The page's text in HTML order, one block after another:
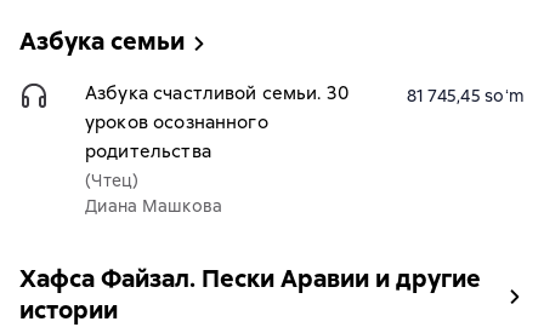
Азбука семьи
Азбука счастливой семьи. 30
уроков осознанного
родительства
(Чтец)
Диана Машкова
81 745,45 soʻm
Хафса Файзал. Пески Аравии и другие
истории